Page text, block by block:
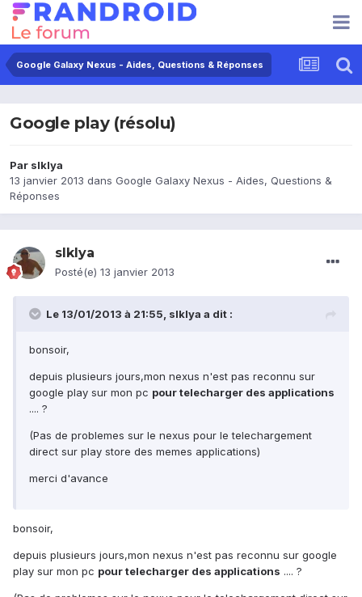
Google Galaxy Nexus - Aides, Questions & Réponses
Google play (résolu)
Par slklya
13 janvier 2013 dans Google Galaxy Nexus - Aides, Questions &
Réponses
slklya
Posté(e) 13 janvier 2013
Le 13/01/2013 à 21:55, slklya a dit :
bonsoir,
depuis plusieurs jours,mon nexus n'est pas reconnu sur
google play sur mon pc pour telecharger des applications
.... ?
(Pas de problemes sur le nexus pour le telechargement
direct sur play store des memes applications)
merci d'avance
bonsoir,
depuis plusieurs jours,mon nexus n'est pas reconnu sur google
play sur mon pc pour telecharger des applications .... ?